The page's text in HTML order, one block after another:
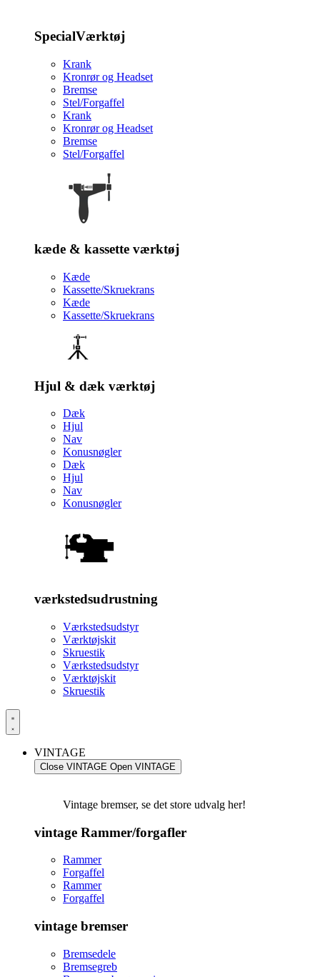
SpecialVærktøj
Krank
Kronrør og Headset
Bremse
Stel/Forgaffel
Krank
Kronrør og Headset
Bremse
Stel/Forgaffel
kæde & kassette værktøj
Kæde
Kassette/Skruekrans
Kæde
Kassette/Skruekrans
Hjul & dæk værktøj
Dæk
Hjul
Nav
Konusnøgler
Dæk
Hjul
Nav
Konusnøgler
værkstedsudrustning
Værkstedsudstyr
Værktøjskit
Skruestik
Værkstedsudstyr
Værktøjskit
Skruestik
VINTAGE
Close VINTAGE Open VINTAGE
Vintage bremser, se det store udvalg her!
vintage Rammer/forgafler
Rammer
Forgaffel
Rammer
Forgaffel
vintage bremser
Bremsedele
Bremsegreb